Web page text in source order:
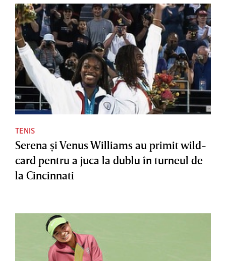
TENIS
Serena şi Venus Williams au primit wild-
card pentru a juca la dublu în turneul de
la Cincinnati